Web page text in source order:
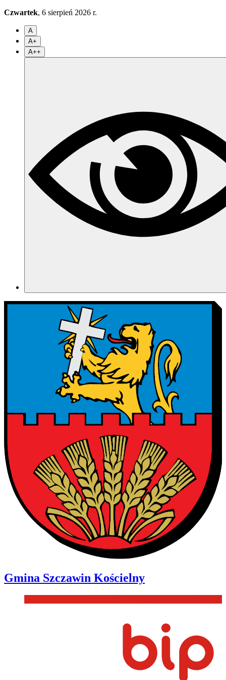
Czwartek, 6 sierpień 2026 r.
A
A+
A++
Gmina Szczawin Kościelny